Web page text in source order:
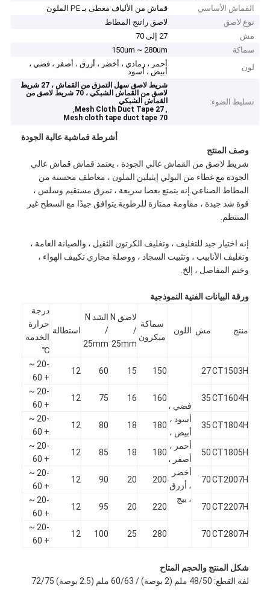
القماش الأساسي
قماش من الألياف مغطى بـ PE الملون
نوع لاصق
لاصق راتنج المطاط
مش
27 إلى 70
سماكة
150um ~ 280um
لون
أحمر ، رمادي ، أخضر ، أزرق ، أصفر ، فضي ،
أبيض ، أسود
تسليط الضوء:
شريط لاصق سهل التمزق من القماش ، 27 شريط
لاصق من القماش الشبكي ، 70 شريط لاصق من
القماش الشبكي
,
27 Mesh Cloth Duct Tape
,
70 Mesh cloth tape duct tape
أشرطة قماشية عالية الجودة
وصف المنتج
شريط لاصق من القماش عالي الجودة ، يعتمد قماش قماش عالي
الجودة مع غطاء من البولي إيثيلين الملون ، معاطف محسنة من
المطاط الصناعي.إنه يتمتع بعصا سريعة ، تمزق مستقيم وسلس ،
قوة شد جيدة ، مقاومة ممتازة للرطوبة.يتوافق جيدًا مع السطح غير
المنتظم.
إنه اختيار جيد للتغليف ، وتغليف الكرتون الثقيل ، والصيانة العامة ،
وتغليف الأنابيب ، وتثبيت السجاد ، ووصلة مجاري تكييف الهواء ،
وختم المفاصل ، إلخ.
ورقة البيانات الفنية النموذجية
منتج مش اللون
سماكة
ميكرون
لاصق N
/
25mm
الشد N
/
25mm
استطالة
درجة
حرارة
الخدمة
℃
CT1503H
27
فضي ،
أسود ،
أبيض ،
أحمر ،
أصفر ،
أخضر
، أزرق
، بيج
150
15
60
12
-20 ~
+ 60
CT1604H
35
160
16
75
12
-20 ~
+ 60
CT1804H
35
180
18
80
12
-20 ~
+ 60
CT1805H
50
180
18
85
12
-20 ~
+ 60
CT2007H
70
200
20
90
12
-20 ~
+ 60
CT2207H
70
220
20
95
12
-20 ~
+ 60
CT2807H
70
280
25
100
12
-20 ~
+ 60
شكل المنتج والحجم المتاح
لفة القطع: 48/50 ملم (2 بوصة) / 60/63 ملم (2.5 بوصة) 72/75